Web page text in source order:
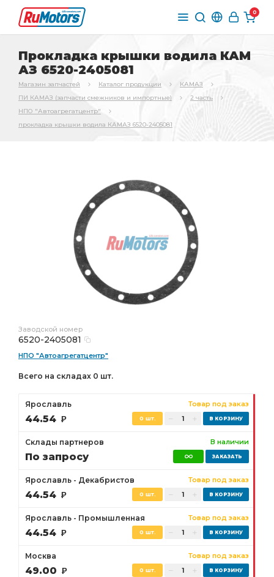
0
Прокладка крышки водила КАМ
АЗ 6520-2405081
Магазин запчастей Каталог продукции
КАМАЗ
ПИ КАМАЗ (запчасти смежников и импортные)
2 часть
НПО "Автоагрегатцентр"
прокладка крышки водила КАМАЗ 6520-2405081
Заводской номер
6520-2405081
НПО "Автоагрегатцентр"
Всего на складах 0 шт.
Ярославль Товар под заказ
44.54 Р 0 шт.
Склады партнеров В наличии
По запросу
Ярославль - Декабристов Товар под заказ
44.54 Р 0 шт.
Ярославль - Промышленная Товар под заказ
44.54 Р 0 шт.
Москва Товар под заказ
49.00 Р 0 шт.